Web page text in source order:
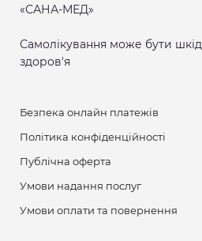
«САНА-МЕД»
Самолікування може бути
здоров'я
Безпека онлайн платежів
Політика конфіденційності
Публічна оферта
Умови надання послуг
Умови оплати та повернення